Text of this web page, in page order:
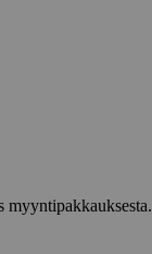
myyntipakkauksesta.